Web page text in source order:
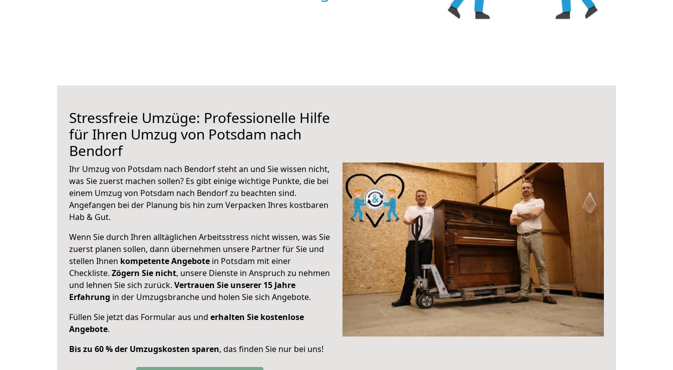
Stressfreie Umzüge: Professionelle Hilfe
für Ihren Umzug von Potsdam nach
Bendorf
Ihr Umzug von Potsdam nach Bendorf steht an und Sie wissen nicht,
was Sie zuerst machen sollen? Es gibt einige wichtige Punkte, die bei
einem Umzug von Potsdam nach Bendorf zu beachten sind.
Angefangen bei der Planung bis hin zum Verpacken Ihres kostbaren
Hab & Gut.
Wenn Sie durch Ihren alltäglichen Arbeitsstress nicht wissen, was Sie
zuerst planen sollen, dann übernehmen unsere Partner für Sie und
stellen Ihnen kompetente Angebote in Potsdam mit einer
Checkliste. Zögern Sie nicht, unsere Dienste in Anspruch zu nehmen
und lehnen Sie sich zurück. Vertrauen Sie unserer 15 Jahre
Erfahrung in der Umzugsbranche und holen Sie sich Angebote.
Füllen Sie jetzt das Formular aus und erhalten Sie kostenlose
Angebote.
Bis zu 60 % der Umzugskosten sparen, das finden Sie nur bei uns!